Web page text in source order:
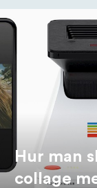
Hur man
collage